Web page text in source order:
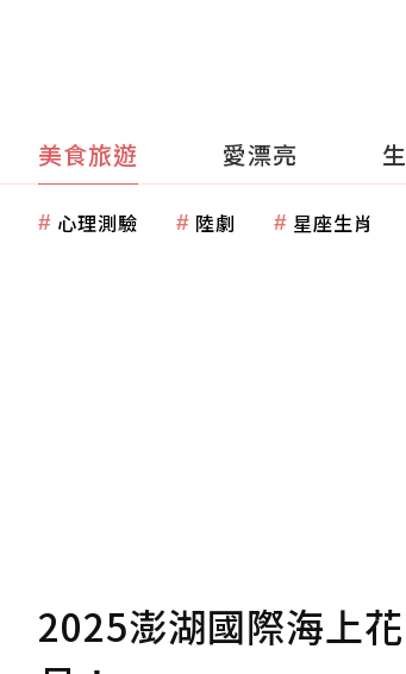
美食旅遊 愛漂亮
心理測驗 陸劇 星座生肖
2025澎湖國際海上